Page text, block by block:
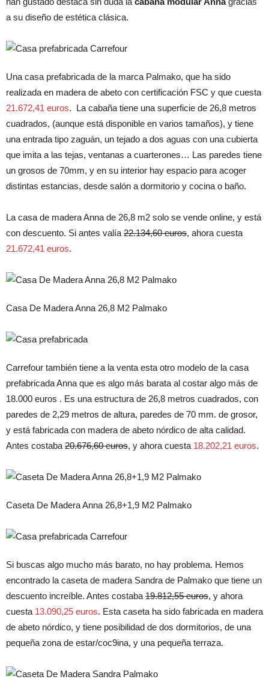
a su diseño de estética clásica.
Una casa prefabricada de la marca Palmako, que ha sido
realizada en madera de abeto con certificación FSC y que cuesta
21.672,41 euros. La cabaña tiene una superficie de 26,8 metros
cuadrados, (aunque está disponible en varios tamaños), y tiene
una entrada tipo zaguán, un tejado a dos aguas con una cubierta
que imita a las tejas, ventanas a cuarterones… Las paredes tiene
un grosos de 70mm, y en su interior hay espacio para acoger
distintas estancias, desde salón a dormitorio y cocina o baño.
La casa de madera Anna de 26,8 m2 solo se vende online, y está
con descuento. Si antes valía 22.134,60 euros, ahora cuesta
21.672,41 euros.
Casa De Madera Anna 26,8 M2 Palmako
Carrefour también tiene a la venta esta otro modelo de la casa
prefabricada Anna que es algo más barata al costar algo más de
18.000 euros . Es una estructura de 26,8 metros cuadrados, con
paredes de 2,29 metros de altura, paredes de 70 mm. de grosor,
y está fabricada con madera de abeto nórdico de alta calidad.
Antes costaba 20.676,60 euros, y ahora cuesta 18.202,21 euros.
Caseta De Madera Anna 26,8+1,9 M2 Palmako
Si buscas algo mucho más barato, no hay problema. Hemos
encontrado la caseta de madera Sandra de Palmako que tiene un
descuento increíble. Antes costaba 19.812,55 euros, y ahora
cuesta 13.090,25 euros. Esta caseta ha sido fabricada en madera
de abeto nórdico, y tiene posibilidad de dos dormitorios, de una
pequeña zona de estar/coc9ina, y una pequeña terraza.